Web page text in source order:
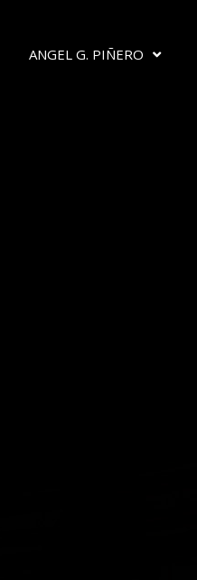
ANGEL G. PIÑERO